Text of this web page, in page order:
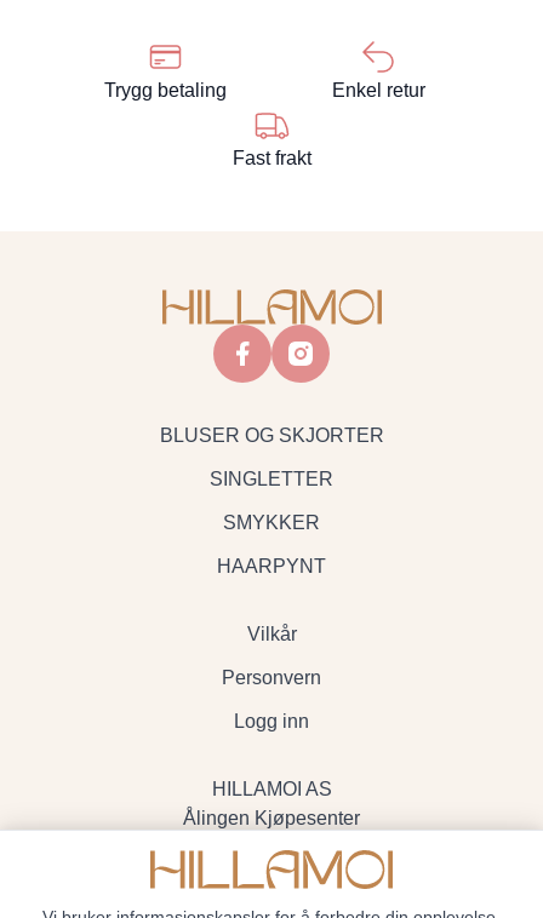
Trygg betaling Enkel retur
Fast frakt
facebookinstagram
BLUSER OG SKJORTER
SINGLETTER
SMYKKER
HAARPYNT
Vilkår
Personvern
Logg inn
HILLAMOI AS
Ålingen Kjøpesenter
Myrenvegen 19, 3570 Ål
- Org.nr. 928705234